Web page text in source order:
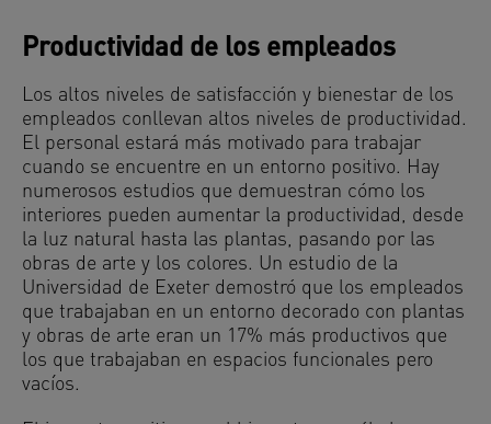
Productividad de los empleados
Los altos niveles de satisfacción y bienestar de los
empleados conllevan altos niveles de productividad.
El personal estará más motivado para trabajar
cuando se encuentre en un entorno positivo. Hay
numerosos estudios que demuestran cómo los
interiores pueden aumentar la productividad, desde
la luz natural hasta las plantas, pasando por las
obras de arte y los colores. Un estudio de la
Universidad de Exeter demostró que los empleados
que trabajaban en un entorno decorado con plantas
y obras de arte eran un 17% más productivos que
los que trabajaban en espacios funcionales pero
vacíos.